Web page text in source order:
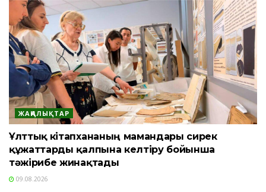
ЖАҢАЛЫҚТАР
Ұлттық кітапхананың мамандары сирек
құжаттарды қалпына келтіру бойынша
тәжірибе жинақтады
09.08.2026